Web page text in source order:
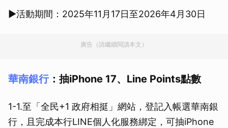
▶活動期間：2025年11月17日至2026年4月30日
廣告（請繼續閱讀本文）
華南銀行：抽iPhone 17、Line Points點數
1-1.至「全民+1 政府相挺」網站，登記入帳選華南銀
行，且完成本行LINE個人化服務綁定，可抽iPhone